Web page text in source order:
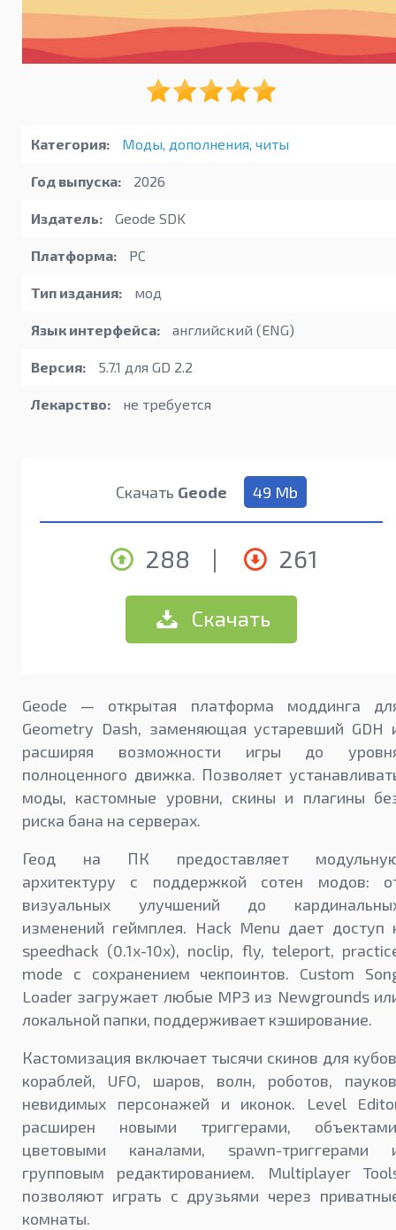
Категория: Моды, дополнения, читы
Год выпуска: 2026
Издатель: Geode SDK
Платформа: PC
Тип издания: мод
Язык интерфейса: английский (ENG)
Версия: 5.7.1 для GD 2.2
Лекарство: не требуется
Скачать Geode 49 Mb
288 | 261
Скачать
Geode — открытая платформа моддинга
Geometry Dash, заменяющая устаревший GDH
расширяя возможности игры до
полноценного движка. Позволяет
моды, кастомные уровни, скины и плагины
риска бана на серверах.
Геод на ПК предоставляет
архитектуру с поддержкой сотен модов:
визуальных улучшений до
изменений геймплея. Hack Menu дает доступ
speedhack (0.1x-10x), noclip, fly, teleport,
mode с сохранением чекпоинтов. Custom
Loader загружает любые MP3 из Newgrounds
локальной папки, поддерживает кэширование.
Кастомизация включает тысячи скинов для
кораблей, UFO, шаров, волн, роботов,
невидимых персонажей и иконок. Level
расширен новыми триггерами,
цветовыми каналами, spawn-триггерами
групповым редактированием. Multiplayer
позволяют играть с друзьями через
комнаты.